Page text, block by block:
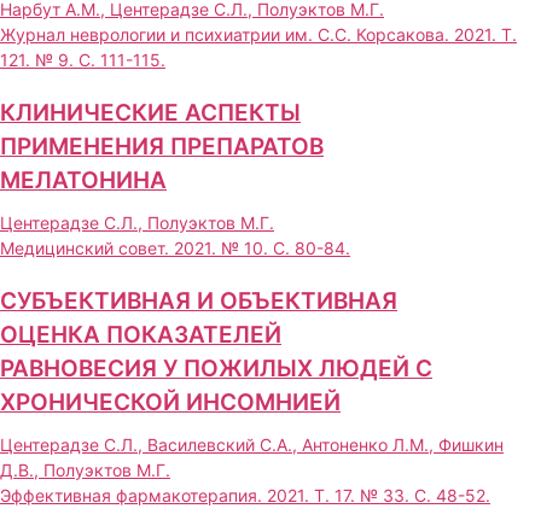
Нарбут А.М., Центерадзе С.Л., Полуэктов М.Г.
Журнал неврологии и психиатрии им. C.C. Корсакова. 2021. Т.
121. № 9. С. 111-115.
КЛИНИЧЕСКИЕ АСПЕКТЫ
ПРИМЕНЕНИЯ ПРЕПАРАТОВ
МЕЛАТОНИНА
Центерадзе С.Л., Полуэктов М.Г.
Медицинский совет. 2021. № 10. С. 80-84.
СУБЪЕКТИВНАЯ И ОБЪЕКТИВНАЯ
ОЦЕНКА ПОКАЗАТЕЛЕЙ
РАВНОВЕСИЯ У ПОЖИЛЫХ ЛЮДЕЙ С
ХРОНИЧЕСКОЙ ИНСОМНИЕЙ
Центерадзе С.Л., Василевский С.А., Антоненко Л.М., Фишкин
Д.В., Полуэктов М.Г.
Эффективная фармакотерапия. 2021. Т. 17. № 33. С. 48-52.